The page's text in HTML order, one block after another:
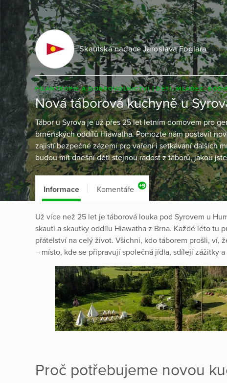
Skautská nadace Jaroslava Foglara
FILANTROPIE A DOBROVOLNICTVÍ DĚTI, MLÁDEŽ,
Nová táborová kuchyně u
Tábor u Syrova je už přes 25 let letním domovem pro
brněnských oddílů Hiawatha. Pomozte nám postavit
zajistí bezpečné zázemí pro vaření i setkávání dalších
budou mít dnešní děti stejnou radost z táborů, jakou
Informace Komentáře +9
Už více než 25 let je táborová louka pod Syrovem u
skauti a skautky oddílu Hiawatha z Brna. Každé léto tu
přátelství na celý život. Všichni, kdo táborem prošli, ví,
– místo, kde se připravují společná jídla, sdílejí zážitky
Proč potřebujeme novou